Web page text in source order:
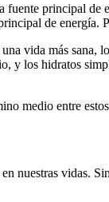
fuente principal de
de
vida más sana,
y los hidratos
medio entre
nuestras vidas.